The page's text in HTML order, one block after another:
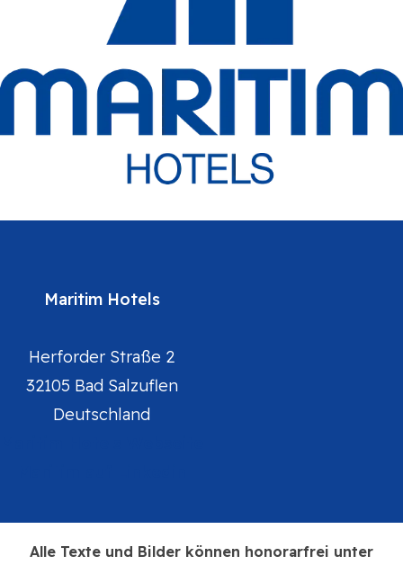
Maritim Hotels
Herforder Straße 2
32105 Bad Salzuflen
Deutschland